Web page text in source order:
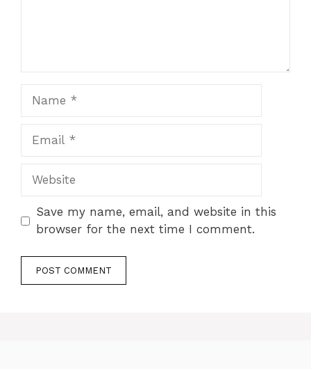
Website
Save my name, email, and website in this
browser for the next time I comment.